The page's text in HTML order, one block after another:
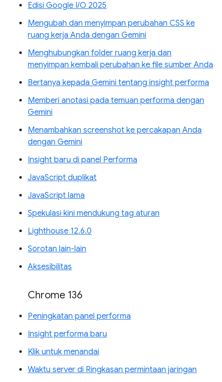
Edisi Google I/O 2025
Mengubah dan menyimpan perubahan CSS ke
ruang kerja Anda dengan Gemini
Menghubungkan folder ruang kerja dan
menyimpan kembali perubahan ke file sumber Anda
Bertanya kepada Gemini tentang insight performa
Memberi anotasi pada temuan performa dengan
Gemini
Menambahkan screenshot ke percakapan Anda
dengan Gemini
Insight baru di panel Performa
JavaScript duplikat
JavaScript lama
Spekulasi kini mendukung tag aturan
Lighthouse 12.6.0
Sorotan lain-lain
Aksesibilitas
Chrome 136
Peningkatan panel performa
Insight performa baru
Klik untuk menandai
Waktu server di Ringkasan permintaan jaringan